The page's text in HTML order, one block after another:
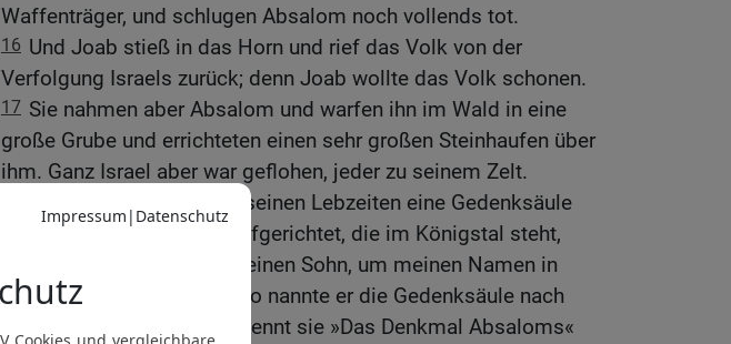
Waffenträger, und schlugen Absalom noch vollends tot.
16 Und Joab stieß in das Horn und rief das Volk von der
Verfolgung Israels zurück; denn Joab wollte das Volk schonen.
17 Sie nahmen aber Absalom und warfen ihn im Wald in eine
große Grube und errichteten einen sehr großen Steinhaufen über
ihm. Ganz Israel aber war geflohen, jeder zu seinem Zelt.
Absalom aber hatte zu seinen Lebzeiten eine Gedenksäule
genommen und für sich aufgerichtet, die im Königstal steht,
denn er sprach: Ich habe keinen Sohn, um meinen Namen in
Erinnerung zu halten; und so nannte er die Gedenksäule nach
seinem Namen, und man nennt sie »Das Denkmal Absaloms«